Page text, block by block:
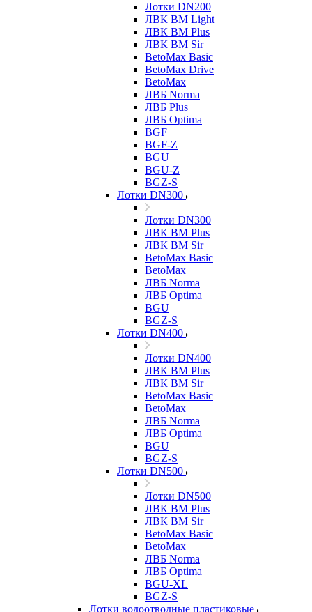
Лотки DN200
ЛВК ВМ Light
ЛВК ВМ Plus
ЛВК ВМ Sir
BetoMax Basic
BetoMax Drive
BetoMax
ЛВБ Norma
ЛВБ Plus
ЛВБ Optima
BGF
BGF-Z
BGU
BGU-Z
BGZ-S
Лотки DN300
Лотки DN300
ЛВК ВМ Plus
ЛВК ВМ Sir
BetoMax Basic
BetoMax
ЛВБ Norma
ЛВБ Optima
BGU
BGZ-S
Лотки DN400
Лотки DN400
ЛВК ВМ Plus
ЛВК ВМ Sir
BetoMax Basic
BetoMax
ЛВБ Norma
ЛВБ Optima
BGU
BGZ-S
Лотки DN500
Лотки DN500
ЛВК ВМ Plus
ЛВК ВМ Sir
BetoMax Basic
BetoMax
ЛВБ Norma
ЛВБ Optima
BGU-XL
BGZ-S
Лотки водоотводные пластиковые